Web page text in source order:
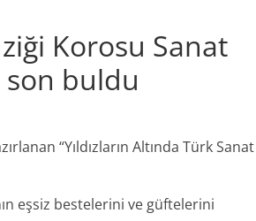
Korosu Sanat
son buldu
“Yıldızların Altında Türk Sanat
eşsiz bestelerini ve güftelerini